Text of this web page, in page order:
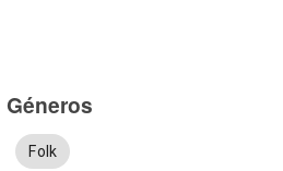
Géneros
Folk